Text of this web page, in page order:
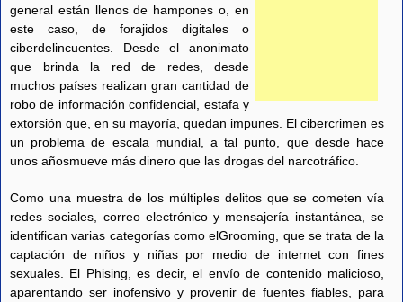
general están llenos de hampones o, en
este caso, de forajidos digitales o
ciberdelincuentes. Desde el anonimato
que brinda la red de redes, desde
muchos países realizan gran cantidad de
robo de información confidencial, estafa y
extorsión que, en su mayoría, quedan impunes. El cibercrimen es
un problema de escala mundial, a tal punto, que desde hace
unos añosmueve más dinero que las drogas del narcotráfico.
Como una muestra de los múltiples delitos que se cometen vía
redes sociales, correo electrónico y mensajería instantánea, se
identifican varias categorías como elGrooming, que se trata de la
captación de niños y niñas por medio de internet con fines
sexuales. El Phising, es decir, el envío de contenido malicioso,
aparentando ser inofensivo y provenir de fuentes fiables, para